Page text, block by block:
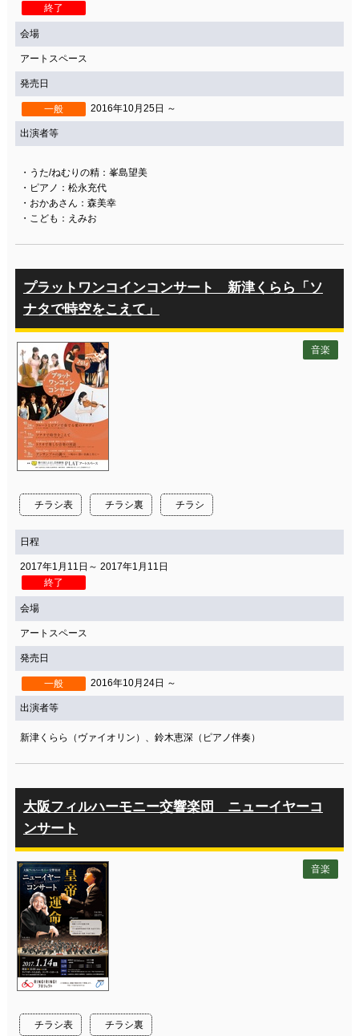
終了
会場
アートスペース
発売日
一般 2016年10月25日 ～
出演者等
・うた/ねむりの精：峯島望美
・ピアノ：松永充代
・おかあさん：森美幸
・こども：えみお
プラットワンコインコンサート 新津くらら「ソ
ナタで時空をこえて」
チラシ表 チラシ裏 チラシ
音楽
日程
2017年1月11日～ 2017年1月11日
終了
会場
アートスペース
発売日
一般 2016年10月24日 ～
出演者等
新津くらら（ヴァイオリン）、鈴木恵深（ピアノ伴奏）
大阪フィルハーモニー交響楽団 ニューイヤーコ
ンサート
チラシ表 チラシ裏
音楽